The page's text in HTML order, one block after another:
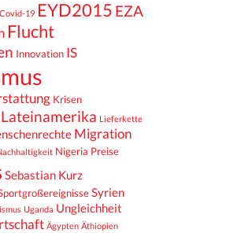
Covid-19 EYD2015 EZA
Flucht
Innovation IS
Krisen
Lateinamerika Lieferkette
Migration
Nigeria Preise
Sebastian Kurz
Syrien
Uganda Ungleichheit
Ägypten Äthiopien